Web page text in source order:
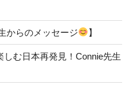
からのメッセージ 】
しむ日本再発見！Connie先生